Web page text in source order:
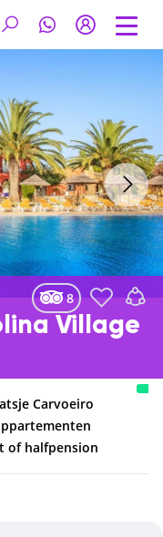
8
Village
Carvoeiro
of halfpension